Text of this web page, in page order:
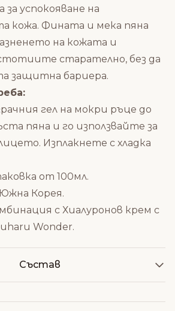
успокояване на
кожа. Фината и мека пяна
на кожата и
старателно, без да
защитна бариера.
гел на мокри ръце до
пяна и го използвайте за
Изплакнете с хладка
от 100мл.
Корея.
с Хиалуронов крем с
Wonder.
Състав